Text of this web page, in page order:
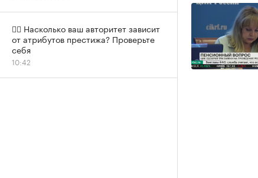
✍🏻 Насколько ваш авторитет зависит
от атрибутов престижа? Проверьте
себя
10:42